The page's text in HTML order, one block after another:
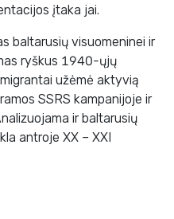
įtaka jai.
baltarusių visuomeninei ir
ryškus 1940-ųjų
užėmė aktyvią
SSRS kampanijoje ir
ir baltarusių
antroje XX – XXI